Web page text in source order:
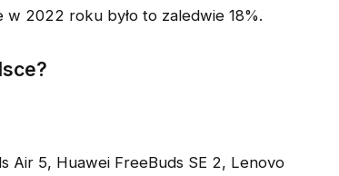
2022 roku było to zaledwie 18%.
Air 5, Huawei FreeBuds SE 2, Lenovo